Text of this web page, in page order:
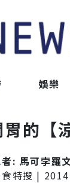
娛樂
的【
: 馬可孛羅
特搜 |